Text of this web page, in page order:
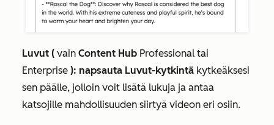
Luvut ( vain Content Hub Professional tai
Enterprise ): napsauta Luvut-kytkintä kytkeäksesi
sen päälle, jolloin voit lisätä lukuja ja antaa
katsojille mahdollisuuden siirtyä videon eri osiin.